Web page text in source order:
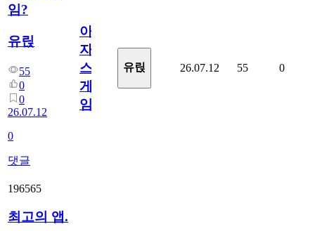
임?
유릱
55
0
0
26.07.12
0
댓글
아
자
스
게
임?
유릱 26.07.12 55 0
196565
최고의 앱.